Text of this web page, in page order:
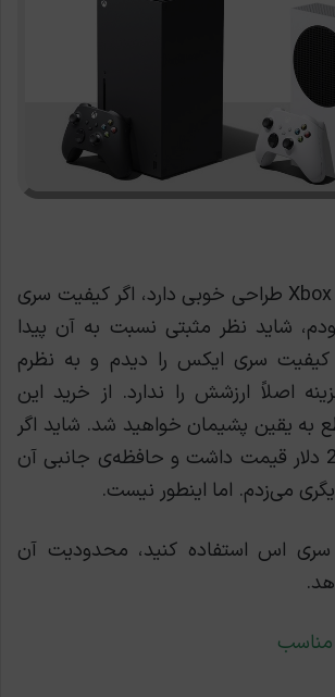
کنسول Xbox Series S طراحی خوبی دارد، اگر کیفیت سری
شاید نظر مثبتی نسبت به آن پیدا
سری ایکس را دیدم و به نظرم
اصلاً ارزشش را ندارد. از خرید این
به یقین پشیمان خواهید شد. شاید اگر
سری اس تنها 200 دلار قیمت داشت و حافظه‌ی جانبی آن
می‌زدم. اما اینطور نیست.
اس استفاده کنید، محدودیت آن